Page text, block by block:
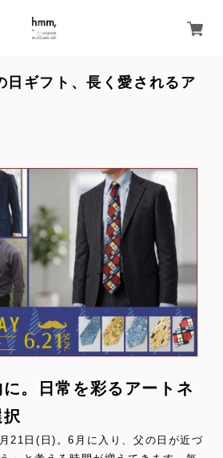
日ギフト、長く愛されるア
。日常を彩るアートネ
21日(日)。6月に入り、父の日が近づ